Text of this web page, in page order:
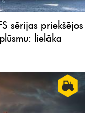
sērijas priekšējos
lielāka